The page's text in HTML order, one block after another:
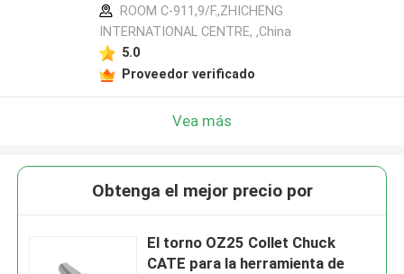
ROOM C-911,9/F.,ZHICHENG
INTERNATIONAL CENTRE, ,China
5.0
Proveedor verificado
Vea más
Obtenga el mejor precio por
El torno OZ25 Collet Chuck
CATE para la herramienta de